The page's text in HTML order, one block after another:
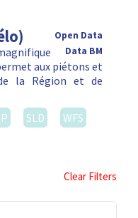
Open Data
Data BM
aux piétons et
la Région et de
SLD
WFS
Clear Filters